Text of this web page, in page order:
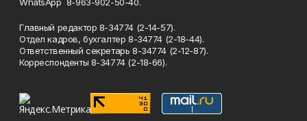
Главный редактор 8-34774 (2-14-57).
Отдел кадров, бухгалтер 8-34774 (2-18-44).
Ответственный секретарь 8-34774 (2-12-87).
Корреспонденты 8-34774 (2-18-66).